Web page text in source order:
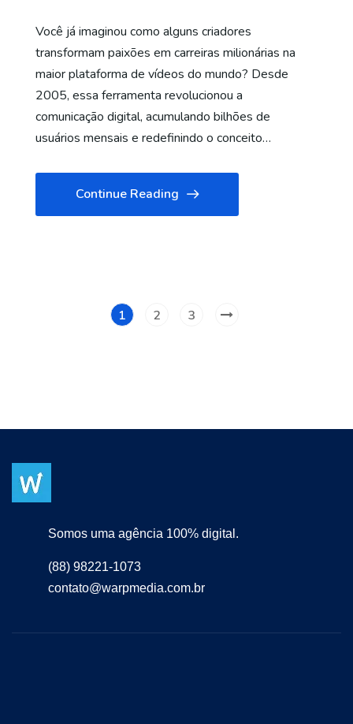
Você já imaginou como alguns criadores
transformam paixões em carreiras milionárias na
maior plataforma de vídeos do mundo? Desde
2005, essa ferramenta revolucionou a
comunicação digital, acumulando bilhões de
usuários mensais e redefinindo o conceito…
Continue Reading
1 2 3
Somos uma agência 100% digital.
(88) 98221-1073
contato@warpmedia.com.br